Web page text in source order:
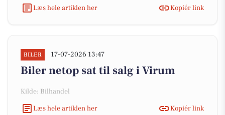
Læs hele artiklen her
Kopiér link
BILER 17-07-2026 13:47
Biler netop sat til salg i Virum
Kilde: Bilhandel
Læs hele artiklen her
Kopiér link